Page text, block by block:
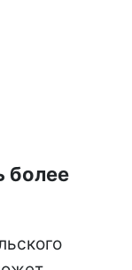
более